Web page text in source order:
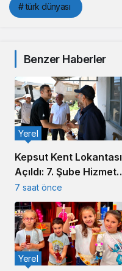
# türk dünyası
Benzer Haberler
Kepsut Kent Lokantası
Açıldı: 7. Şube Hizmete
Girdi
Yerel
7 saat önce
Yerel